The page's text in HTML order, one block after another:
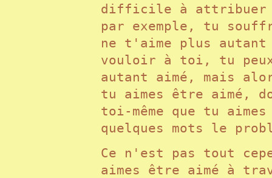
difficile à attribuer à
par exemple, tu
ne t'aime plus
vouloir à toi, tu
autant aimé, mais
tu aimes être aimé,
toi-même que tu
quelques mots le
Ce n'est pas tout
aimes être aimé à